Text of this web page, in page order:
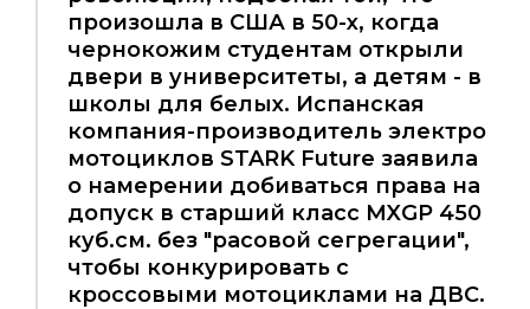
произошла в США в 50-х, когда
чернокожим студентам открыли
двери в университеты, а детям - в
школы для белых. Испанская
компания-производитель электро
мотоциклов STARK Future заявила
о намерении добиваться права на
допуск в старший класс MXGP 450
куб.см. без "расовой сегрегации",
чтобы конкурировать с
кроссовыми мотоциклами на ДВС.